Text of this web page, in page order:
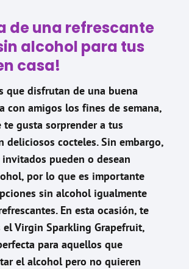
de una refrescante
alcohol para tus
casa!
que disfrutan de una buena
con amigos los fines de semana,
te gusta sorprender a tus
deliciosos cocteles. Sin embargo,
pueden o desean
por lo que es importante
sin alcohol igualmente
En esta ocasión, te
el Virgin Sparkling Grapefruit,
para aquellos que
el alcohol pero no quieren